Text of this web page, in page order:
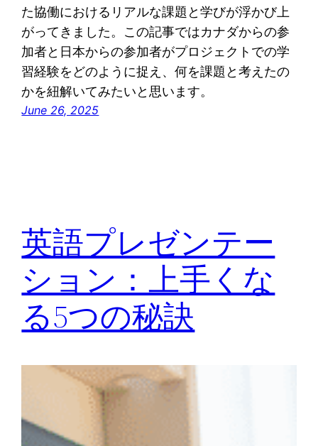
た協働におけるリアルな課題と学びが浮かび上
がってきました。この記事ではカナダからの参
加者と日本からの参加者がプロジェクトでの学
習経験をどのように捉え、何を課題と考えたの
かを紐解いてみたいと思います。
June 26, 2025
英語プレゼンテー
ション：上手くな
る5つの秘訣